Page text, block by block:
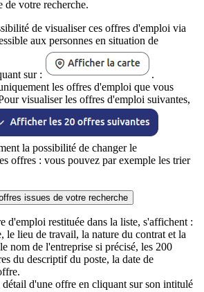
de votre recherche.
de visualiser ces offres d'emploi via
aux personnes en situation de
sur :
.
les offres d'emploi que vous
visualiser les offres d'emploi suivantes,
la possibilité de changer le
offres : vous pouvez par exemple les trier
issues de votre recherche
d'emploi restituée dans la liste, s'affichent :
le lieu de travail, la nature du contrat et la
nom de l'entreprise si précisé, les 200
du descriptif du poste, la date de
détail d'une offre en cliquant sur son intitulé